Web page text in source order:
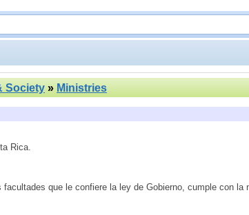
Society » Ministries
Rica.
facultades que le confiere la ley de Gobierno, cumple